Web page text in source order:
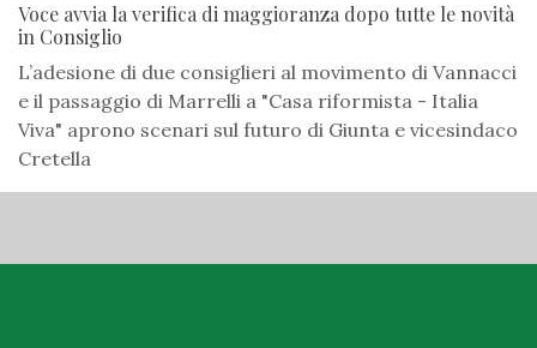
Voce avvia la verifica di maggioranza dopo tutte le novità
in Consiglio
L’adesione di due consiglieri al movimento di Vannacci
e il passaggio di Marrelli a "Casa riformista - Italia
Viva" aprono scenari sul futuro di Giunta e vicesindaco
Cretella